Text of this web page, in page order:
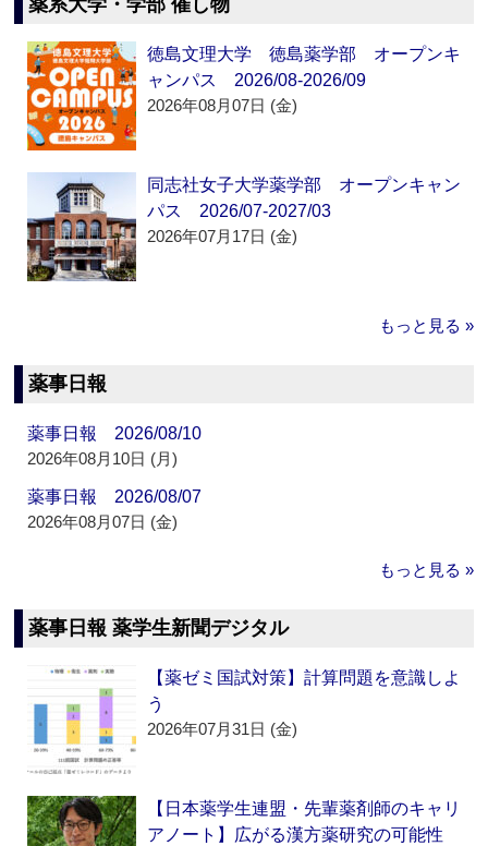
薬系大学・学部 催し物
徳島文理大学 徳島薬学部 オープンキ
ャンパス 2026/08-2026/09
2026年08月07日 (金)
同志社女子大学薬学部 オープンキャン
パス 2026/07-2027/03
2026年07月17日 (金)
もっと見る »
薬事日報
薬事日報 2026/08/10
2026年08月10日 (月)
薬事日報 2026/08/07
2026年08月07日 (金)
もっと見る »
薬事日報 薬学生新聞デジタル
【薬ゼミ国試対策】計算問題を意識しよ
う
2026年07月31日 (金)
【日本薬学生連盟・先輩薬剤師のキャリ
アノート】広がる漢方薬研究の可能性